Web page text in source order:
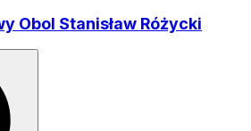
Obol Stanisław Różycki